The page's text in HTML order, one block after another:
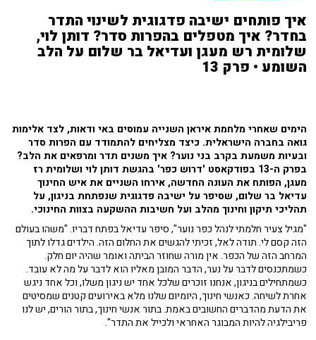
איך פותחים ישיבה פדגוגית לשינוי התדר
בחדר? איך מטפלים בהפרות סדר? דותן לוי,
שלומית רש מעגן ועדיאל בר שלום על הלב
השומע • פרק 13
הימים שאחרי מלחמת איראן השנייה עמוסים באי ודאות, לצד אלימות
גואה בחברה הישראלית. כיצד מצליחים להתמודד עם הפרות סדר
ובעיות משמעת בקרב בני נוער? איך משנים תדר ומרפאים את הלב?
בפרק ה-13 בפודקאסט 'דרוש כפר' בהגשת דותן לוי ושלומית רז
מעגן, הפותח את העונה החדשה, אירחו השניים את איש החינוך
עדיאל בר שלום, שסיפר על ישיבה פדגוגית שנפתחת בניגון, על
תהליכי תיקון וחינוך מהלב ועל חשיבות ההשקעה בצוות החינוכי.
"מגיל צעיר חלמתי לנהל כפר נוער", סיפר עדיאל בפתח דבריו. "משהו בעולם
הזה קסם לי. תודה לאל, זכיתי להגשים את החלום הזה. הילדים גדלו לתוך
המרחב הזה של הכפר. אין מורה שחוזר הביתה ואומר שהיה יום חלק.
כשמתכנסים לדבר על נער, הדבר המובן מאליו הוא לדבר על מה לא עובד.
כשמתחילים בניגון, אנחנו זוכרים שלכל אחד יש ניגון משלו, וכל אחד ניגש
אחרת לשיחה. כאנשי חינוך, היומיום שלנו מלא באירועים קטנים שמסיטים
את הדעת מהדברים החשובים באמת. בתור אנשי חינוך, בתור הורים, יש לנו
פריבילגיה להיות המבוגר האחראי ולכייל את התדר".